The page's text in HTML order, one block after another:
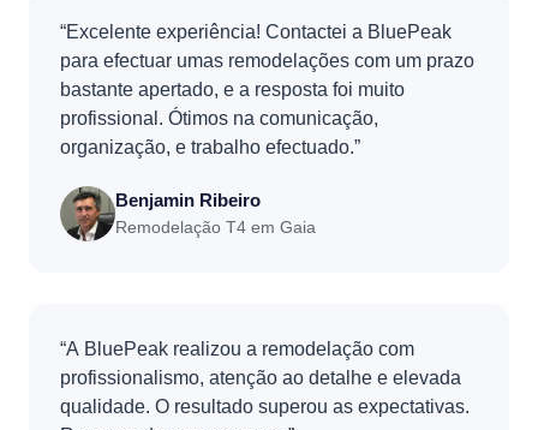
“Excelente experiência! Contactei a BluePeak
para efectuar umas remodelações com um prazo
bastante apertado, e a resposta foi muito
profissional. Ótimos na comunicação,
organização, e trabalho efectuado.”
Benjamin Ribeiro
Remodelação T4 em Gaia
“A BluePeak realizou a remodelação com
profissionalismo, atenção ao detalhe e elevada
qualidade. O resultado superou as expectativas.